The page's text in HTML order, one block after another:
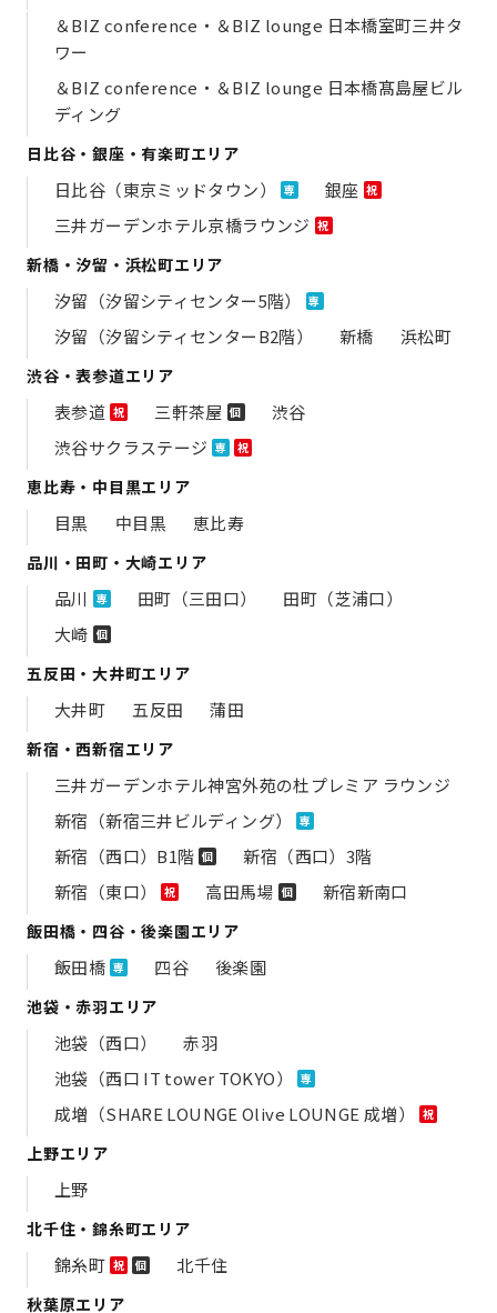
＆BIZ conference・＆BIZ lounge 日本橋室町三井タ
ワー
＆BIZ conference・＆BIZ lounge 日本橋髙島屋ビル
ディング
日比谷・銀座・有楽町エリア
日比谷（東京ミッドタウン） 専 銀座 祝
三井ガーデンホテル京橋ラウンジ 祝
新橋・汐留・浜松町エリア
汐留（汐留シティセンター5階） 専
汐留（汐留シティセンターB2階） 新橋 浜松町
渋谷・表参道エリア
表参道 祝 三軒茶屋 個
渋谷
渋谷サクラステージ 専 祝
恵比寿・中目黒エリア
目黒 中目黒 恵比寿
品川・田町・大崎エリア
品川 専 田町（三田口）
田町（芝浦口）
大崎 個
五反田・大井町エリア
大井町 五反田 蒲田
新宿・西新宿エリア
三井ガーデンホテル神宮外苑の​杜プレミア ラウンジ
新宿（新宿三井ビルディング）
専
新宿（西口）B1階 個
新宿（西口）3階
新宿（東口）
祝 高田馬場 個 新宿新南口
飯田橋・四谷・後楽園エリア
飯田橋 専 四谷 後楽園
池袋・赤羽エリア
池袋（西口）
赤羽
池袋（西口 IT tower TOKYO）
専
成増（SHARE LOUNGE Olive LOUNGE 成増） 祝
上野エリア
上野
北千住・錦糸町エリア
錦糸町 祝 個 北千住
秋葉原エリア